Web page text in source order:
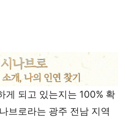
게 되고 있는지는 100% 확
브로라는 광주 전남 지역